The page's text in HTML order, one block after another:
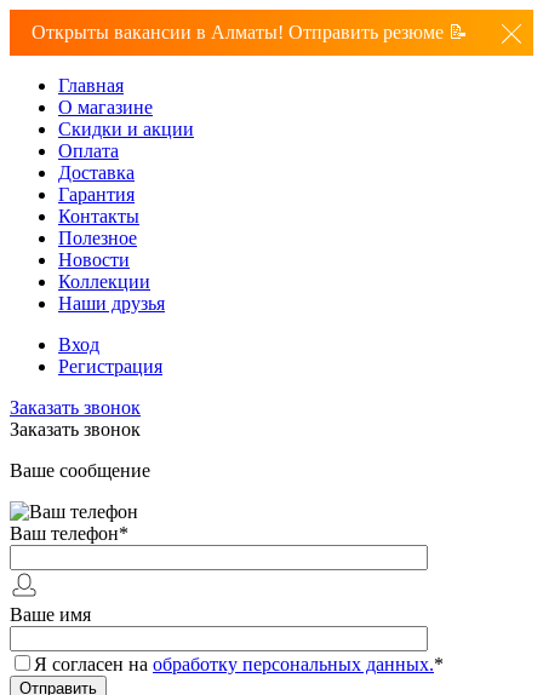
Открыты вакансии в Алматы! Отправить резюме 📝
Главная
О магазине
Скидки и акции
Оплата
Доставка
Гарантия
Контакты
Полезное
Новости
Коллекции
Наши друзья
Вход
Регистрация
Заказать звонок
Заказать звонок
Ваше сообщение
Ваш телефон*
Ваше имя
Я согласен на обработку персональных данных.*